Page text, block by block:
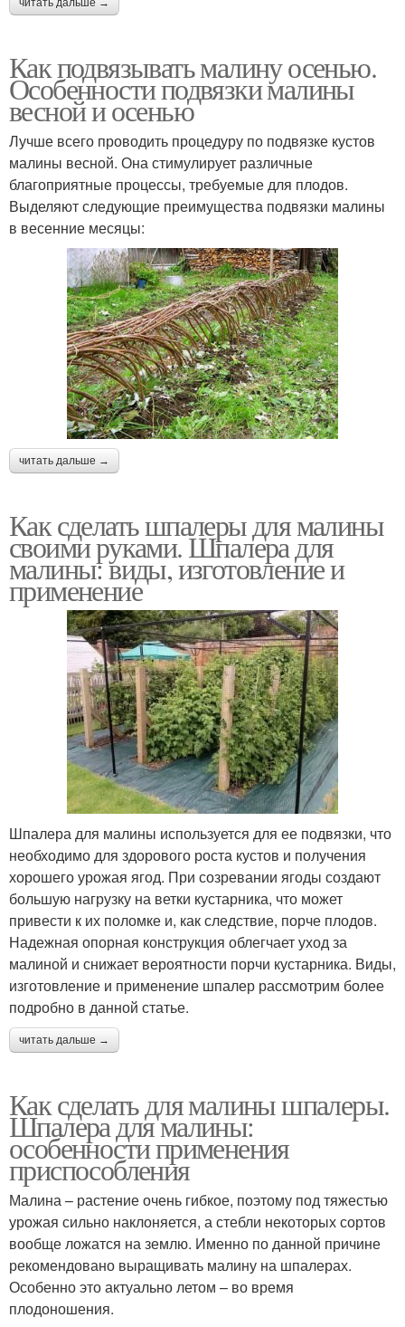
читать дальше →
Как подвязывать малину осенью.
Особенности подвязки малины
весной и осенью
Лучше всего проводить процедуру по подвязке кустов
малины весной. Она стимулирует различные
благоприятные процессы, требуемые для плодов.
Выделяют следующие преимущества подвязки малины
в весенние месяцы:
читать дальше →
Как сделать шпалеры для малины
своими руками. Шпалера для
малины: виды, изготовление и
применение
Шпалера для малины используется для ее подвязки, что
необходимо для здорового роста кустов и получения
хорошего урожая ягод. При созревании ягоды создают
большую нагрузку на ветки кустарника, что может
привести к их поломке и, как следствие, порче плодов.
Надежная опорная конструкция облегчает уход за
малиной и снижает вероятности порчи кустарника. Виды,
изготовление и применение шпалер рассмотрим более
подробно в данной статье.
читать дальше →
Как сделать для малины шпалеры.
Шпалера для малины:
особенности применения
приспособления
Малина – растение очень гибкое, поэтому под тяжестью
урожая сильно наклоняется, а стебли некоторых сортов
вообще ложатся на землю. Именно по данной причине
рекомендовано выращивать малину на шпалерах.
Особенно это актуально летом – во время
плодоношения.